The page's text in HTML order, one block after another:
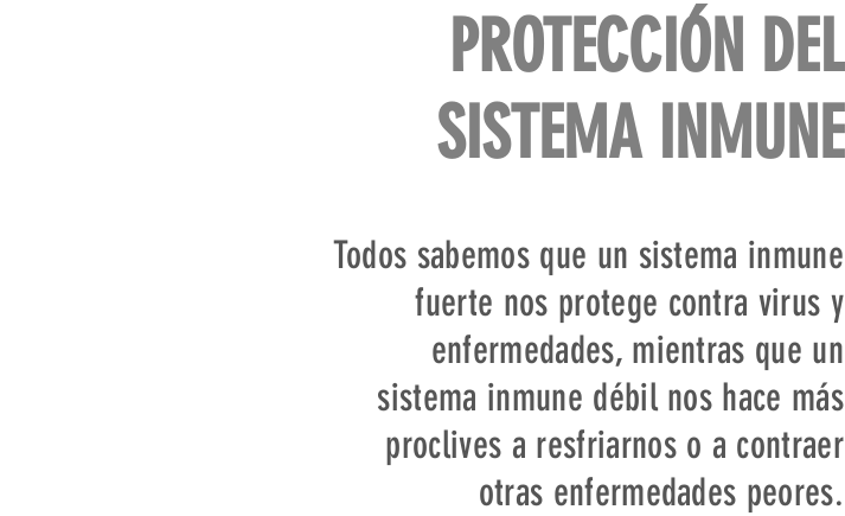
PROTECCIÓN DEL
SISTEMA INMUNE
Todos sabemos que un sistema inmune
fuerte nos protege contra virus y
enfermedades, mientras que un
sistema inmune débil nos hace más
proclives a resfriarnos o a contraer
otras enfermedades peores.